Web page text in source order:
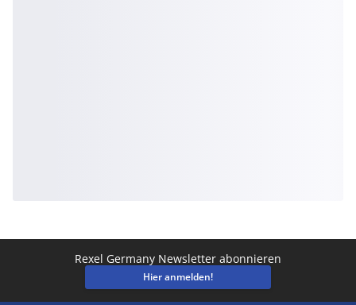
Rexel Germany Newsletter abonnieren
Hier anmelden!